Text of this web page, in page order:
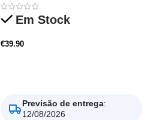
Em Stock
€39.90
Previsão de entrega:
12/08/2026